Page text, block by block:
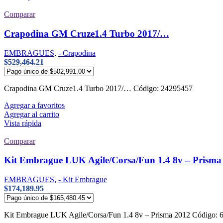
Comparar
Crapodina GM Cruze1.4 Turbo 2017/…
EMBRAGUES, - Crapodina
$529,464.21
Crapodina GM Cruze1.4 Turbo 2017/… Código: 24295457
Agregar a favoritos
Agregar al carrito
Vista rápida
Comparar
Kit Embrague LUK Agile/Corsa/Fun 1.4 8v – Prisma
EMBRAGUES, - Kit Embrague
$174,189.95
Kit Embrague LUK Agile/Corsa/Fun 1.4 8v – Prisma 2012